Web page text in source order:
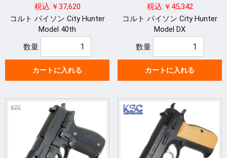
税込:￥37,620
コルト パイソン City Hunter
Model 40th
数量
カートに入れる
税込:￥45,342
コルト パイソン City Hunter
Model DX
数量
カートに入れる